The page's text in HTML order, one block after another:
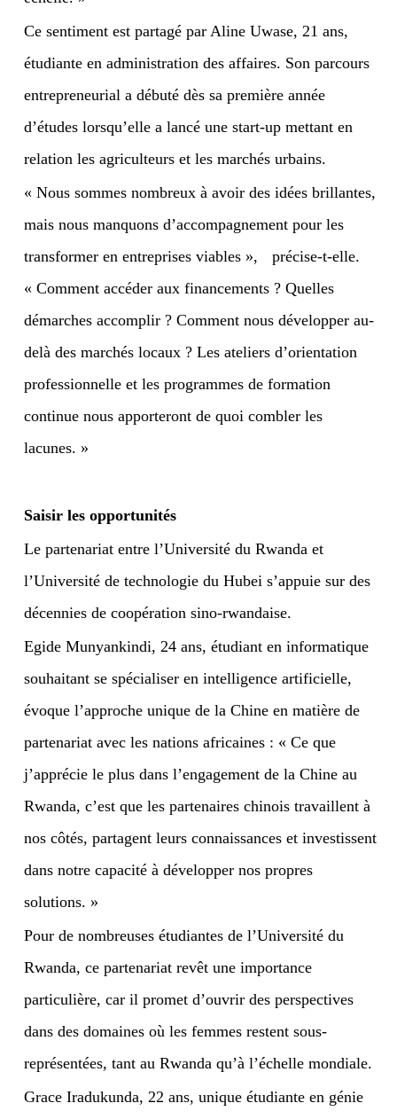
Ce sentiment est partagé par Aline Uwase, 21 ans,
étudiante en administration des affaires. Son parcours
entrepreneurial a débuté dès sa première année
d’études lorsqu’elle a lancé une start-up mettant en
relation les agriculteurs et les marchés urbains.
« Nous sommes nombreux à avoir des idées brillantes,
mais nous manquons d’accompagnement pour les
transformer en entreprises viables »,
précise-t-elle.
« Comment accéder aux financements ? Quelles
démarches accomplir ? Comment nous développer au-
delà des marchés locaux ? Les ateliers d’orientation
professionnelle et les programmes de formation
continue nous apporteront de quoi combler les
lacunes. »
Saisir les opportunités
Le partenariat entre l’Université du Rwanda et
l’Université de technologie du Hubei s’appuie sur des
décennies de coopération sino-rwandaise.
Egide Munyankindi, 24 ans, étudiant en informatique
souhaitant se spécialiser en intelligence artificielle,
évoque l’approche unique de la Chine en matière de
partenariat avec les nations africaines : « Ce que
j’apprécie le plus dans l’engagement de la Chine au
Rwanda, c’est que les partenaires chinois travaillent à
nos côtés, partagent leurs connaissances et investissent
dans notre capacité à développer nos propres
solutions. »
Pour de nombreuses étudiantes de l’Université du
Rwanda, ce partenariat revêt une importance
particulière, car il promet d’ouvrir des perspectives
dans des domaines où les femmes restent sous-
représentées, tant au Rwanda qu’à l’échelle mondiale.
Grace Iradukunda, 22 ans, unique étudiante en génie